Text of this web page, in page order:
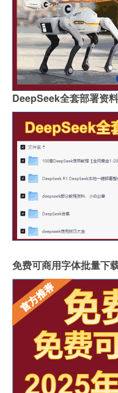
DeepSeek全套部署资
免费可商用字体批量下